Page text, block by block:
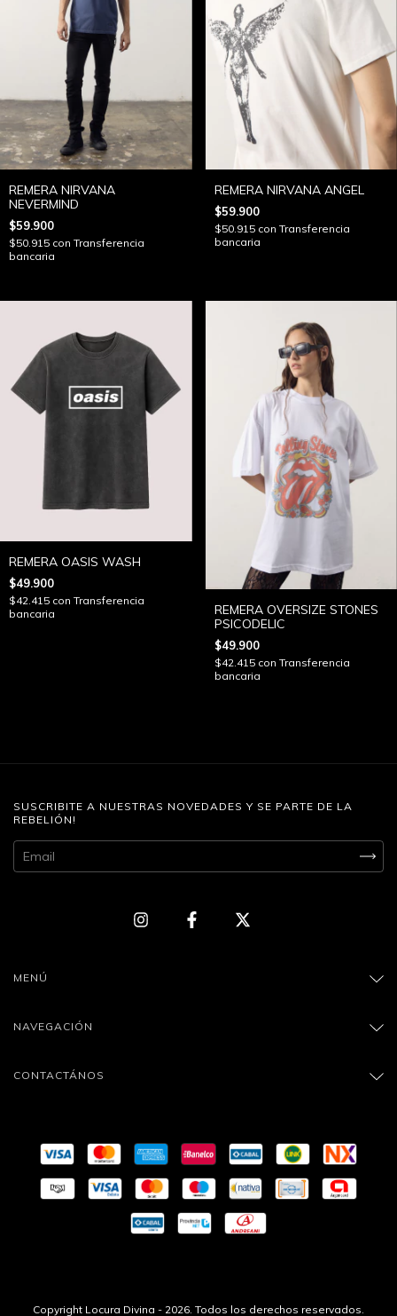
REMERA NIRVANA
NEVERMIND
$59.900
$50.915 con Transferencia
bancaria
REMERA NIRVANA ANGEL
$59.900
$50.915 con Transferencia
bancaria
REMERA OASIS WASH
$49.900
$42.415 con Transferencia
bancaria
REMERA OVERSIZE STONES
PSICODELIC
$49.900
$42.415 con Transferencia
bancaria
SUSCRIBITE A NUESTRAS NOVEDADES Y SE PARTE DE LA
REBELIÓN!
MENÚ
NAVEGACIÓN
CONTACTÁNOS
Copyright Locura Divina - 2026. Todos los derechos reservados.